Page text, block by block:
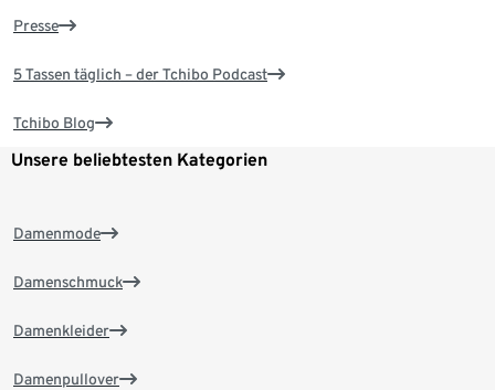
Presse
5 Tassen täglich – der Tchibo Podcast
Tchibo Blog
Unsere beliebtesten Kategorien
Damenmode
Damenschmuck
Damenkleider
Damenpullover